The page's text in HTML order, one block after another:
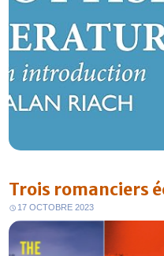
Trois romanciers
17 OCTOBRE 2023